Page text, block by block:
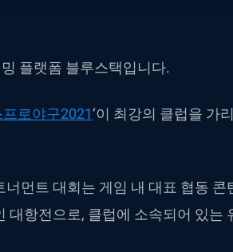
플랫폼 블루스택입니다.
로야구2021‘이 최강의 클럽을 가
먼트 대회는 게임 내 대표 협동 콘
대항전으로, 클럽에 소속되어 있는